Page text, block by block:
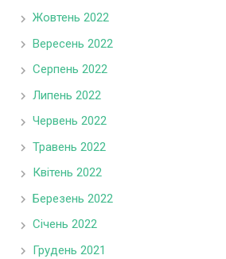
Жовтень 2022
Вересень 2022
Серпень 2022
Липень 2022
Червень 2022
Травень 2022
Квітень 2022
Березень 2022
Січень 2022
Грудень 2021